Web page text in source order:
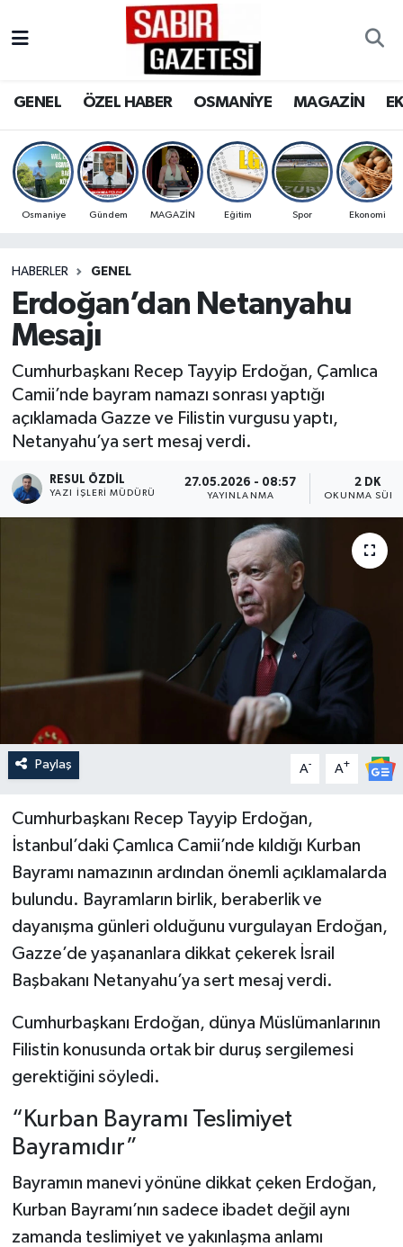
GENEL ÖZEL HABER OSMANİYE MAGAZİN
Osmaniye Gündem MAGAZİN Eğitim Spor Ekonomi
HABERLER GENEL
Erdoğan’dan Netanyahu
Mesajı
Cumhurbaşkanı Recep Tayyip Erdoğan, Çamlıca
Camii’nde bayram namazı sonrası yaptığı
açıklamada Gazze ve Filistin vurgusu yaptı,
Netanyahu’ya sert mesaj verdi.
RESUL ÖZDIL
YAZI İŞLERI MÜDÜRÜ
27.05.2026 - 08:57
YAYINLANMA
2 DK
OKUNMA
Paylaş A- A+
Cumhurbaşkanı Recep Tayyip Erdoğan,
İstanbul’daki Çamlıca Camii’nde kıldığı Kurban
Bayramı namazının ardından önemli açıklamalarda
bulundu. Bayramların birlik, beraberlik ve
dayanışma günleri olduğunu vurgulayan Erdoğan,
Gazze’de yaşananlara dikkat çekerek İsrail
Başbakanı Netanyahu’ya sert mesaj verdi.
Cumhurbaşkanı Erdoğan, dünya Müslümanlarının
Filistin konusunda ortak bir duruş sergilemesi
gerektiğini söyledi.
“Kurban Bayramı Teslimiyet
Bayramıdır”
Bayramın manevi yönüne dikkat çeken Erdoğan,
Kurban Bayramı’nın sadece ibadet değil aynı
zamanda teslimiyet ve yakınlaşma anlamı
OSMANİYE
MAGAZİN
SPOR
RESMİ İLANLAR
Osmaniye Nöbetçi Eczaneler
Osmaniye Trafik Yoğunluk Haritası
Süper Lig Puan Durumu ve Fikstür
Son Dakika Haberleri
Haber Arşivi